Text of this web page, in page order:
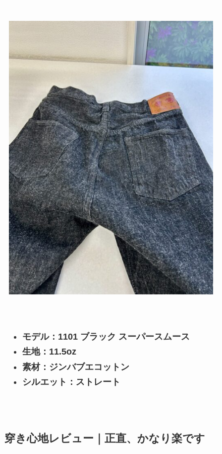
モデル：1101 ブラック スーパースムース
生地：11.5oz
素材：ジンバブエコットン
シルエット：ストレート
穿き心地レビュー｜正直、かなり楽です